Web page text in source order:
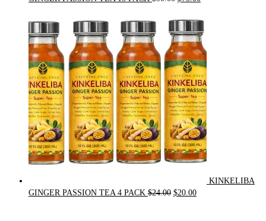
was:
$90.00.
is:
$75.00.
KINKELIBA
GINGER PASSION TEA 4 PACK $24.00 Original
$20.00Current